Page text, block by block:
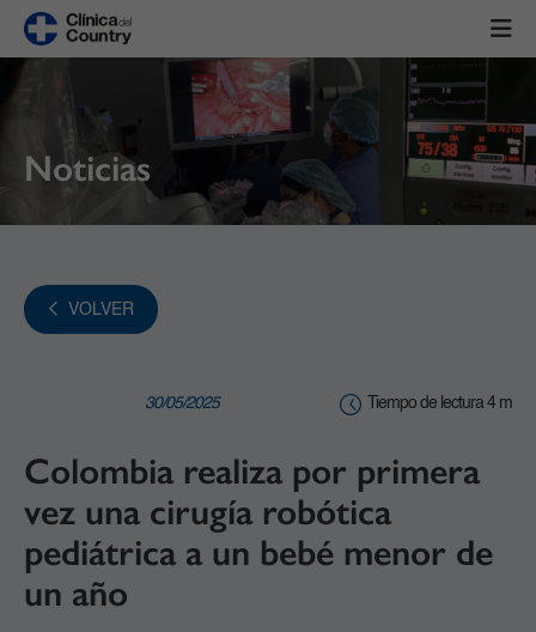
Noticias
VOLVER
30/05/2025 Tiempo de lectura 4 m
Colombia realiza por primera
vez una cirugía robótica
pediátrica a un bebé menor de
un año